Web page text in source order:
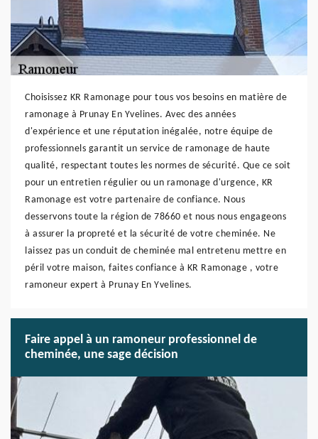
Choisissez KR Ramonage pour tous vos besoins en matière de
ramonage à Prunay En Yvelines. Avec des années
d'expérience et une réputation inégalée, notre équipe de
professionnels garantit un service de ramonage de haute
qualité, respectant toutes les normes de sécurité. Que ce soit
pour un entretien régulier ou un ramonage d'urgence, KR
Ramonage est votre partenaire de confiance. Nous
desservons toute la région de 78660 et nous nous engageons
à assurer la propreté et la sécurité de votre cheminée. Ne
laissez pas un conduit de cheminée mal entretenu mettre en
péril votre maison, faites confiance à KR Ramonage , votre
ramoneur expert à Prunay En Yvelines.
Faire appel à un ramoneur professionnel de
cheminée, une sage décision